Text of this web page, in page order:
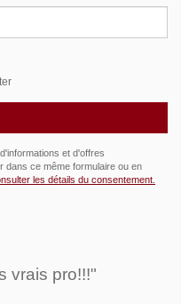
et d'offres
dans ce même formulaire ou en
les détails du consentement.
vrais pro!!!"